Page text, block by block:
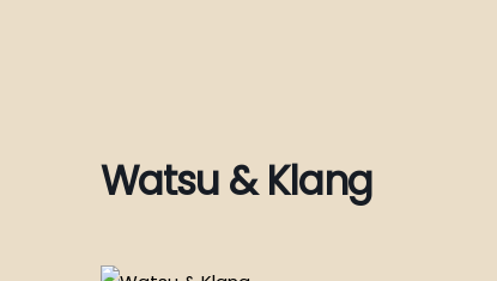
Watsu & Klang